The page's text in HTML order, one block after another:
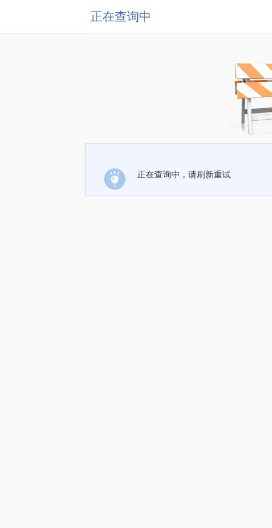
正在查询中
正在查询中，请刷新重试